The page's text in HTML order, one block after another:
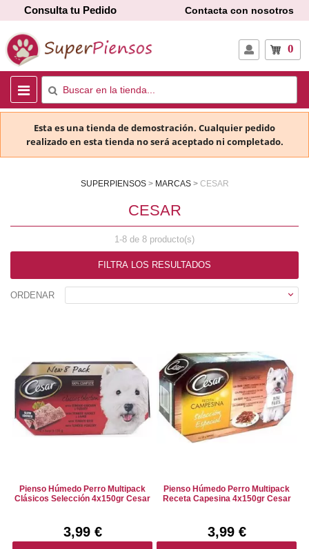
Consulta tu Pedido Contacta con nosotros
0
Esta es una tienda de demostración. Cualquier pedido
realizado en esta tienda no será aceptado ni completado.
SUPERPIENSOS MARCAS CESAR
CESAR
1-8 de 8 producto(s)
FILTRA LOS RESULTADOS
ORDENAR 
Pienso Húmedo Perro Multipack
Clásicos Selección 4x150gr Cesar
3,99 €
Pienso Húmedo Perro Multipack
Receta Capesina 4x150gr Cesar
3,99 €